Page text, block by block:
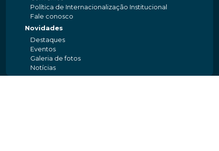
Política de Internacionalização Institucional
Fale conosco
Novidades
Destaques
Eventos
Galeria de fotos
Notícias